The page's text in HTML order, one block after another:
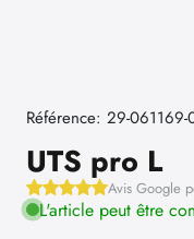
Référence: 29-061169-
UTS pro L
Avis Google
L'article peut être